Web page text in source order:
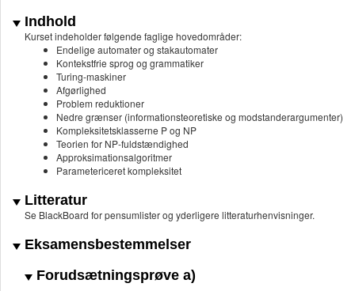
Indhold
Kurset indeholder følgende faglige hovedområder:
Endelige automater og stakautomater
Kontekstfrie sprog og grammatiker
Turing-maskiner
Afgørlighed
Problem reduktioner
Nedre grænser (informationsteoretiske og modstanderargumenter)
Kompleksitetsklasserne P og NP
Teorien for NP-fuldstændighed
Approksimationsalgoritmer
Parametericeret kompleksitet
Litteratur
Se BlackBoard for pensumlister og yderligere litteraturhenvisninger.
Eksamensbestemmelser
Forudsætningsprøve a)